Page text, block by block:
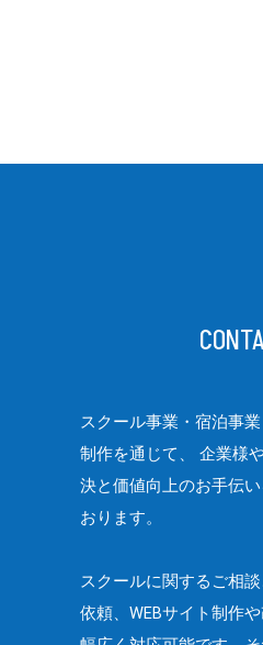
スクール事業・宿泊事
制作を通じて、
企業様
決と価値向上のお手伝
おります。
スクールに関するご相
依頼、WEBサイト制作